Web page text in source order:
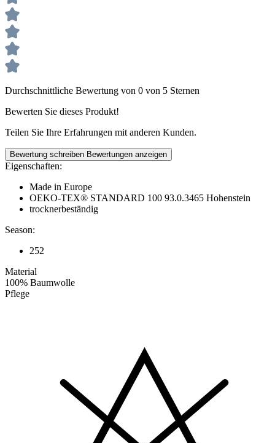
Durchschnittliche Bewertung von 0 von 5 Sternen
Bewerten Sie dieses Produkt!
Teilen Sie Ihre Erfahrungen mit anderen Kunden.
Bewertung schreiben Bewertungen anzeigen
Eigenschaften:
Made in Europe
OEKO-TEX® STANDARD 100 93.0.3465 Hohenstein
trocknerbeständig
Season:
252
Material
100% Baumwolle
Pflege